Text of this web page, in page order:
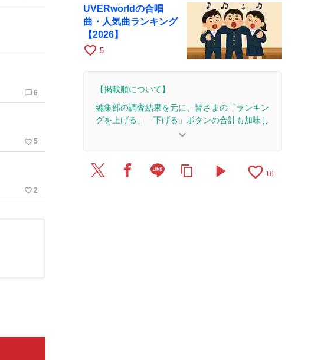
chat_bubble_outline 6
favorite_border 5
favorite_border 2
UVERworldの合唱
曲・人気曲ランキング
【2026】
favorite_border 5
【掲載順について】
編集部の調査結果を元に、皆さまの「ランキン
グを上げる」「下げる」ボタンの合計も加味し
2026/7/6：1本のレビューを追加・更新。
keyboard_arrow_down
content_copy play_arrow favorite_border 16